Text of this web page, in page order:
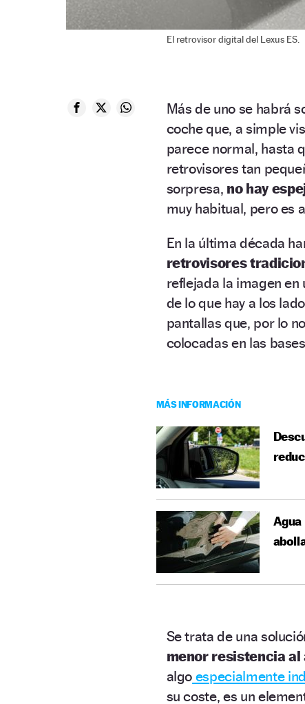
El retrovisor digital del Lexus ES.
Más de uno se habrá
coche que, a simple
parece normal, hasta
retrovisores tan
sorpresa, no hay
muy habitual, pero es
En la última década
retrovisores
reflejada la imagen
de lo que hay a los
pantallas que, por lo
colocadas en las
MÁS INFORMACIÓN
Se trata de una
menor resistencia
algo especialmente
su coste, es un